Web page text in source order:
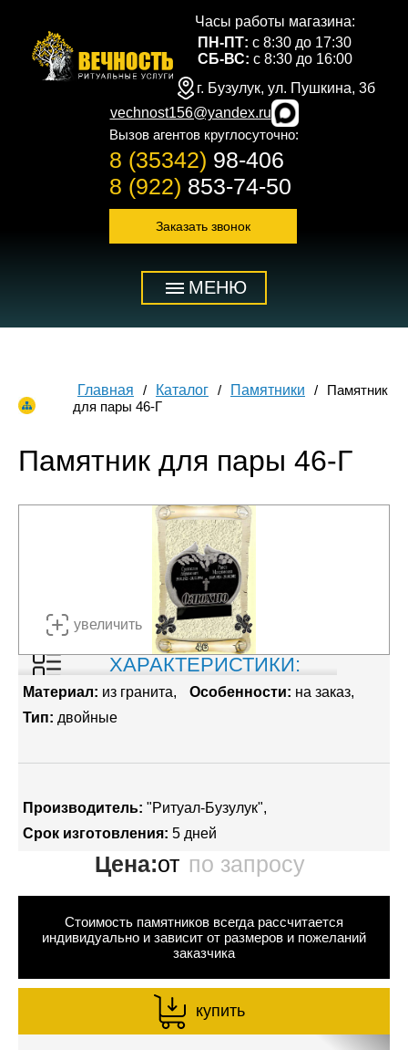
Часы работы магазина:
ПН-ПТ: с 8:30 до 17:30
СБ-ВС: с 8:30 до 16:00
г. Бузулук, ул. Пушкина, 3б
vechnost156@yandex.ru
Вызов агентов круглосуточно:
8 (35342) 98-406
8 (922) 853-74-50
Заказать звонок
МЕНЮ
Главная Каталог Памятники
Памятник
для пары 46-Г
Памятник для пары 46-Г
увеличить
ХАРАКТЕРИСТИКИ:
Материал: из гранита Особенности: на заказ
Тип: двойные
Производитель: "Ритуал-Бузулук"
Срок изготовления: 5 дней
Цена:от по запросу
Стоимость памятников всегда рассчитается
индивидуально и зависит от размеров и пожеланий
заказчика
купить